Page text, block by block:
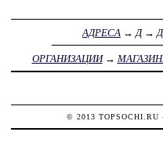
АДРЕСА → Д→
ОРГАНИЗАЦИИ→
© 2013 TOPSOCHI.RU